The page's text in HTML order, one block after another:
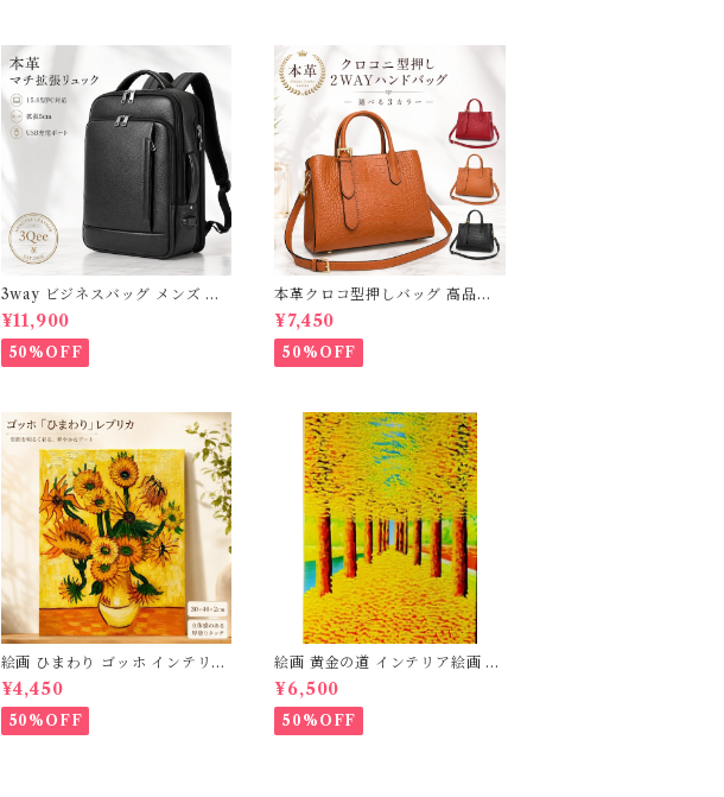
3way ビジネスバッグ メンズ 本
革 撥水 ビジネスリュック 大容量
15.6インチ PC対応 A4 マチ拡張
リュックサック 通勤 自転車 出張
通勤リュック 黒 軽量 通学 ショル
ギフト プレゼント 父の日 3Qee
266705_ee
¥11,900
50%OFF
本革クロコ型押しバッグ 高品質
本革 牛革 クロコダイル型押し ハ
ンドバッグ ハンドメイド 本革鞄
ショルダーバック レディース 送
料無料 母の日 272367
¥7,450
50%OFF
絵画 ひまわり ゴッホ インテリア
絵画 油絵 複製画 レプリカ 模写
アートパネル インテリア 壁掛け
風景画 油絵 ポスター アート アー
トパネル リビング 玄関 プレゼン
¥4,450
50%OFF
絵画 黄金の道 インテリア絵画 肉
筆油絵 アートパネル インテリア
壁掛け 風景画 油絵 ポスター アー
ト アートパネル リビング 玄関 プ
レゼント モダン アートフレーム
¥6,500
50%OFF